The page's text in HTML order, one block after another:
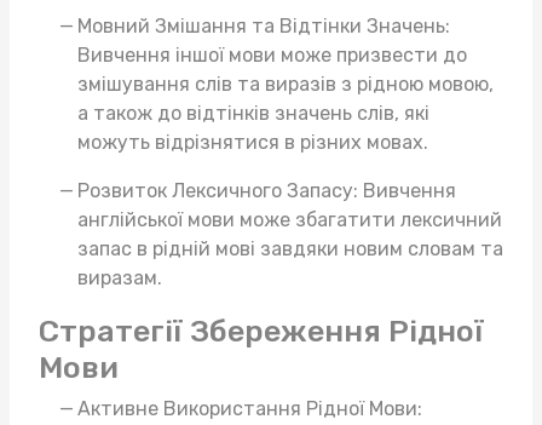
Мовний Змішання та Відтінки Значень:
Вивчення іншої мови може призвести до
змішування слів та виразів з рідною мовою,
а також до відтінків значень слів, які
можуть відрізнятися в різних мовах.
Розвиток Лексичного Запасу: Вивчення
англійської мови може збагатити лексичний
запас в рідній мові завдяки новим словам та
виразам.
Стратегії Збереження Рідної
Мови
Активне Використання Рідної Мови: